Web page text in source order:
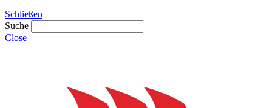
Schließen
Suche
Close